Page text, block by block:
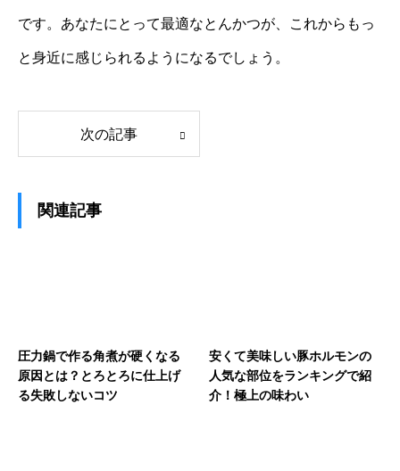
です。あなたにとって最適なとんかつが、これからもっ
と身近に感じられるようになるでしょう。
次の記事
関連記事
圧力鍋で作る角煮が硬くなる
原因とは？とろとろに仕上げ
る失敗しないコツ
安くて美味しい豚ホルモンの
人気な部位をランキングで紹
介！極上の味わい